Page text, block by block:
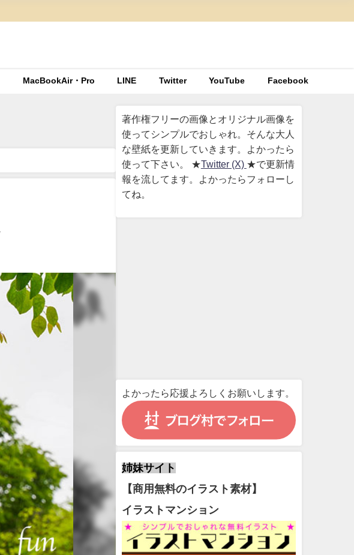
MacBookAir・Pro LINE Twitter YouTube Facebook
著作権フリーの画像とオリジナル画像を
使ってシンプルでおしゃれ。そんな大人
な壁紙を更新していきます。よかったら
使って下さい。 ★Twitter (X) ★で更新情
報を流してます。よかったらフォローし
てね。
よかったら応援よろしくお願いします。
姉妹サイト
【商用無料のイラスト素材】
イラストマンション